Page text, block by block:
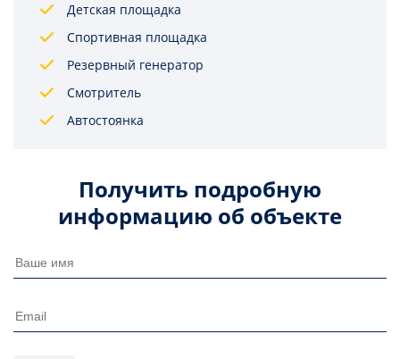
Детская площадка
Спортивная площадка
Резервный генератор
Смотритель
Автостоянка
Получить подробную
информацию об объекте